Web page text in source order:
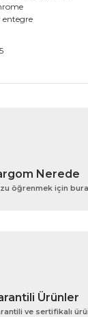
entegre
resim, ürün
eksik bilgiler
Nerede
öğrenmek için
Ürünler
ve sertifikalı